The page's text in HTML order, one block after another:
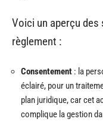
Voici un aperçu
règlement :
Consentement : la
éclairé, pour un
plan juridique, car cet
complique la gestion